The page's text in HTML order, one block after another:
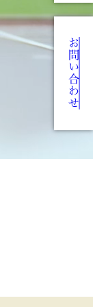
お問い合わせ